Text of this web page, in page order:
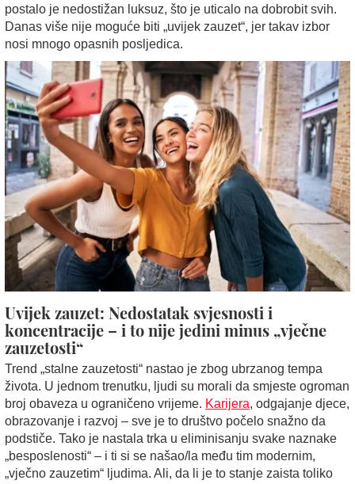
postalo je nedostižan luksuz, što je uticalo na dobrobit svih.
Danas više nije moguće biti „uvijek zauzet“, jer takav izbor
nosi mnogo opasnih posljedica.
Uvijek zauzet: Nedostatak svjesnosti i
koncentracije – i to nije jedini minus „vječne
zauzetosti“
Trend „stalne zauzetosti“ nastao je zbog ubrzanog tempa
života. U jednom trenutku, ljudi su morali da smjeste ogroman
broj obaveza u ograničeno vrijeme. Karijera, odgajanje djece,
obrazovanje i razvoj – sve je to društvo počelo snažno da
podstiče. Tako je nastala trka u eliminisanju svake naznake
„besposlenosti“ – i ti si se našao/la među tim modernim,
„vječno zauzetim“ ljudima. Ali, da li je to stanje zaista toliko